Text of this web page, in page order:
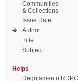
Communities
& Collections
Issue Date
Author
Title
Subject
Helps
Regulamento RDPC